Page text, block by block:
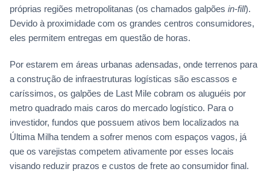
próprias regiões metropolitanas (os chamados galpões in-fill).
Devido à proximidade com os grandes centros consumidores,
eles permitem entregas em questão de horas.
Por estarem em áreas urbanas adensadas, onde terrenos para
a construção de infraestruturas logísticas são escassos e
caríssimos, os galpões de Last Mile cobram os aluguéis por
metro quadrado mais caros do mercado logístico. Para o
investidor, fundos que possuem ativos bem localizados na
Última Milha tendem a sofrer menos com espaços vagos, já
que os varejistas competem ativamente por esses locais
visando reduzir prazos e custos de frete ao consumidor final.